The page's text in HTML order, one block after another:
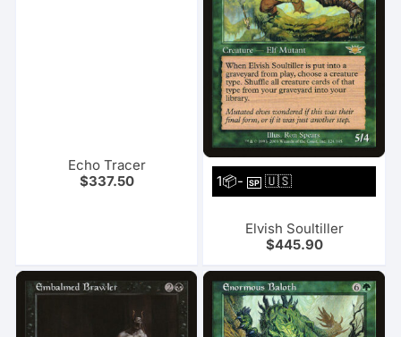
Echo Tracer
$337.50 1📦-SP 🇺🇸
Elvish Soultiller
$445.90